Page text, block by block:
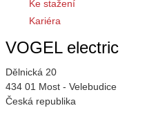
Ke stažení
Kariéra
VOGEL electric
Dělnická 20
434 01 Most - Velebudice
Česká republika